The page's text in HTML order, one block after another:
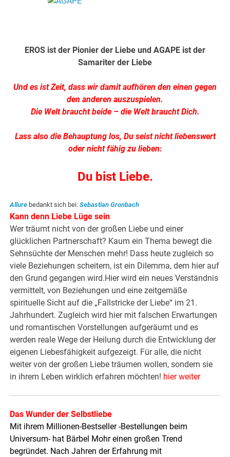
EROS ist der Pionier der Liebe und AGAPE ist der
Samariter der Liebe
Und es ist Zeit, dass wir damit aufhören den einen gegen
den anderen auszuspielen.
Die Welt braucht beide – die Welt braucht Dich.
Lass also die Behauptung los, Du seist nicht liebenswert
oder nicht fähig zu lieben:
Du bist Liebe.
Allure bedankt sich bei:Sebastian Gronbach
Kann denn Liebe Lüge sein
Wer träumt nicht von der großen Liebe und einer
glücklichen Partnerschaft? Kaum ein Thema bewegt die
Sehnsüchte der Menschen mehr! Dass heute zugleich so
viele Beziehungen scheitern, ist ein Dilemma, dem hier auf
den Grund gegangen wird.Hier wird ein neues Verständnis
vermittelt, von Beziehungen und eine zeitgemäße
spirituelle Sicht auf die „Fallstricke der Liebe“ im 21.
Jahrhundert. Zugleich wird hier mit falschen Erwartungen
und romantischen Vorstellungen aufgeräumt und es
werden reale Wege der Heilung durch die Entwicklung der
eigenen Liebesfähigkeit aufgezeigt. Für alle, die nicht
weiter von der großen Liebe träumen wollen, sondern sie
in ihrem Leben wirklich erfahren möchten! hier weiter
Das Wunder der Selbstliebe
Mit ihrem Millionen-Bestseller -Bestellungen beim
Universum- hat Bärbel Mohr einen großen Trend
begründet. Nach Jahren der Erfahrung mit